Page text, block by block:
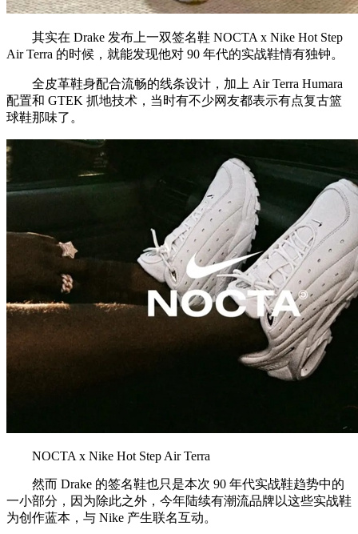
其实在 Drake 发布上一双签名鞋 NOCTA x Nike Hot Step
Air Terra 的时候，就能发现他对 90 年代的实战鞋情有独钟。
全皮革鞋身配合流畅的线条设计，加上 Air Terra Humara
配置和 GTEK 抓地技术，当时有不少网友都表示有点复古篮
球鞋那味了。
NOCTA x Nike Hot Step Air Terra
然而 Drake 的签名鞋也只是本次 90 年代实战鞋趋势中的
一小部分，因为除此之外，今年陆续有潮流品牌以这些实战鞋
为创作蓝本，与 Nike 产生联名互动。